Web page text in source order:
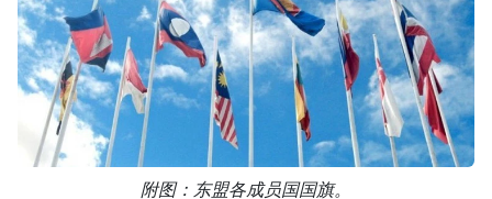
附图：东盟各成员国国旗。